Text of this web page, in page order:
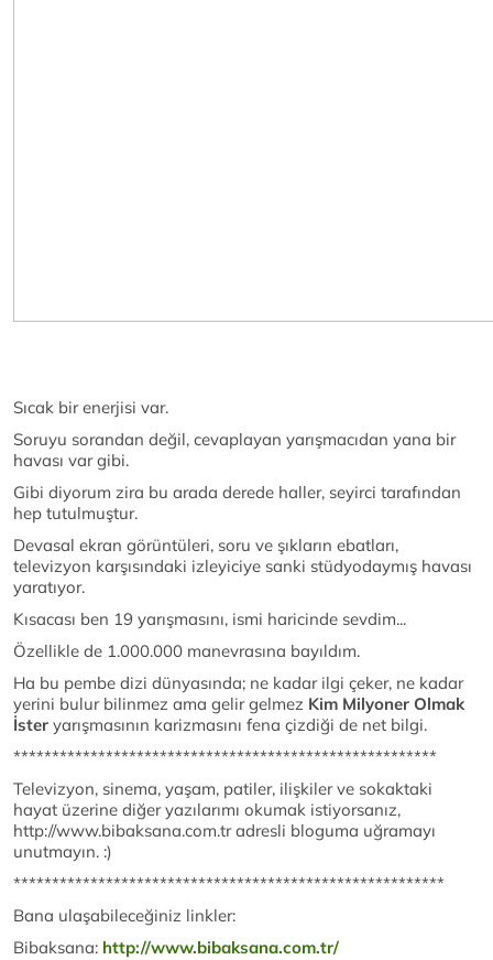
Sıcak bir enerjisi var.
Soruyu sorandan değil, cevaplayan yarışmacıdan yana bir
havası var gibi.
Gibi diyorum zira bu arada derede haller, seyirci tarafından
hep tutulmuştur.
Devasal ekran görüntüleri, soru ve şıkların ebatları,
televizyon karşısındaki izleyiciye sanki stüdyodaymış havası
yaratıyor.
Kısacası ben 19 yarışmasını, ismi haricinde sevdim...
Özellikle de 1.000.000 manevrasına bayıldım.
Ha bu pembe dizi dünyasında; ne kadar ilgi çeker, ne kadar
yerini bulur bilinmez ama gelir gelmez Kim Milyoner Olmak
İster yarışmasının karizmasını fena çizdiği de net bilgi.
*******************************************************
Televizyon, sinema, yaşam, patiler, ilişkiler ve sokaktaki
hayat üzerine diğer yazılarımı okumak istiyorsanız,
http://www.bibaksana.com.tr adresli bloguma uğramayı
unutmayın. :)
********************************************************
Bana ulaşabileceğiniz linkler:
Bibaksana: http://www.bibaksana.com.tr/